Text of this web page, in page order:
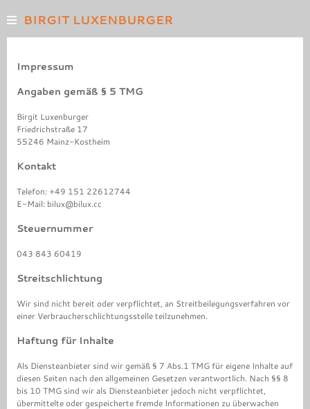
BIRGIT LUXENBURGER
AUF PAPIER
MALEREI
INSTALLATION
TEXTE
SEMINARE
LINKS
KONTAKT
Impressum
Angaben gemäß § 5 TMG
Birgit Luxenburger
Friedrichstraße 17
55246 Mainz-Kostheim
Kontakt
Telefon: +49 151 22612744
E-Mail: bilux@bilux.cc
Steuernummer
043 843 60419
Streitschlichtung
Wir sind nicht bereit oder verpflichtet, an Streitbeilegungsverfahren vor
einer Verbraucherschlichtungsstelle teilzunehmen.
Haftung für Inhalte
Als Diensteanbieter sind wir gemäß § 7 Abs.1 TMG für eigene Inhalte auf
diesen Seiten nach den allgemeinen Gesetzen verantwortlich. Nach §§ 8
bis 10 TMG sind wir als Diensteanbieter jedoch nicht verpflichtet,
übermittelte oder gespeicherte fremde Informationen zu überwachen